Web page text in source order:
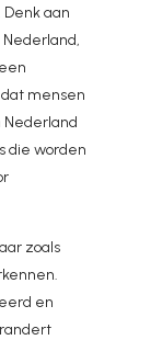
aan
mensen
die worden
zoals
en